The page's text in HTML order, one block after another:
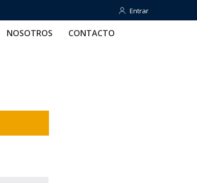
Entrar
Entrar
NOSOTROS CONTACTO